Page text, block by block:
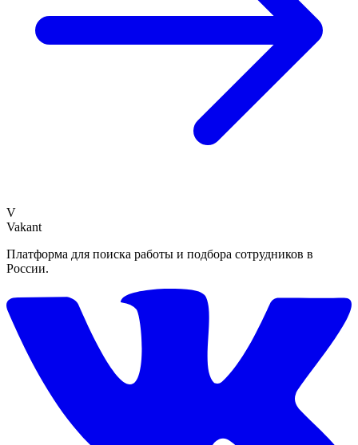
V
Vakant
Платформа для поиска работы и подбора сотрудников в
России.